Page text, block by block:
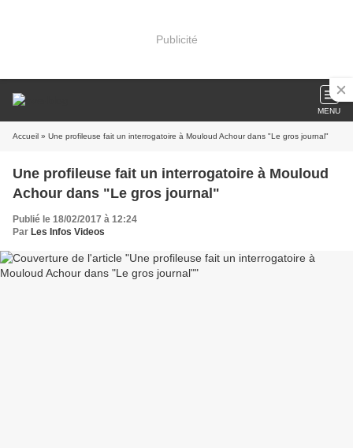
Publicité
MENU
Accueil » Une profileuse fait un interrogatoire à Mouloud Achour dans "Le gros journal"
Une profileuse fait un interrogatoire à Mouloud
Achour dans "Le gros journal"
Publié le 18/02/2017 à 12:24
Par Les Infos Videos